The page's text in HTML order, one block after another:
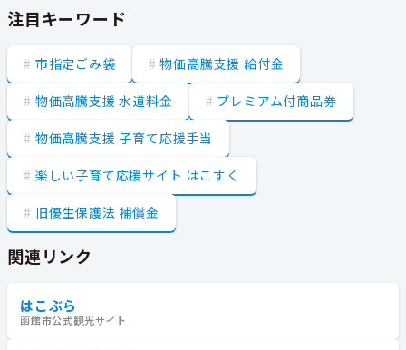
注目キーワード
市指定ごみ袋 物価高騰支援 給付金
物価高騰支援 水道料金 プレミアム付商品券
物価高騰支援 子育て応援手当
楽しい子育て応援サイト はこすく
旧優生保護法 補償金
関連リンク
はこぶら
函館市公式観光サイト